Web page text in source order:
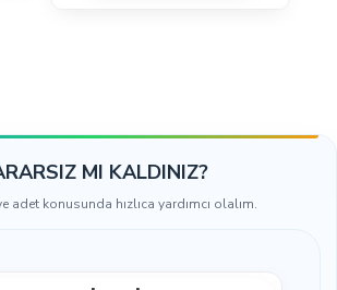
MI KALDINIZ?
adet konusunda hızlıca yardımcı olalım.